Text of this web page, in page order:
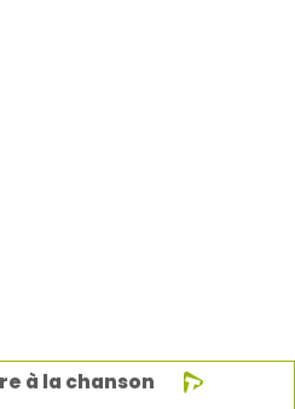
à la chanson